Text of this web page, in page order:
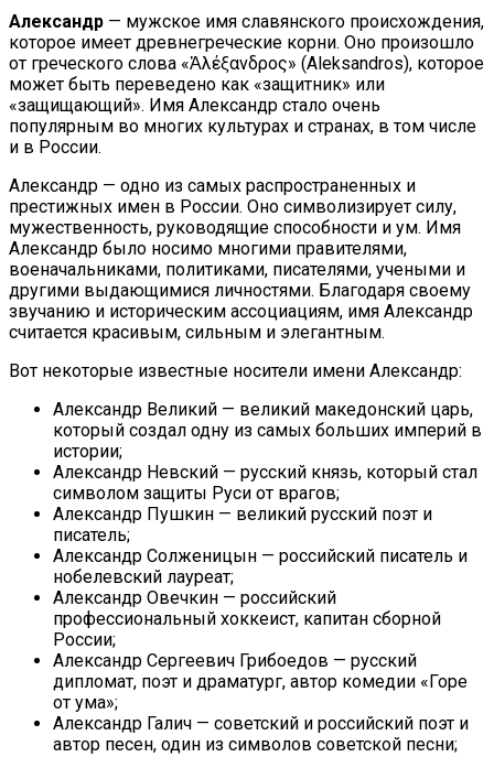
Александр — мужское имя славянского происхождения,
которое имеет древнегреческие корни. Оно произошло
от греческого слова «Ἀλέξανδρος» (Aleksandros), которое
может быть переведено как «защитник» или
«защищающий». Имя Александр стало очень
популярным во многих культурах и странах, в том числе
и в России.
Александр — одно из самых распространенных и
престижных имен в России. Оно символизирует силу,
мужественность, руководящие способности и ум. Имя
Александр было носимо многими правителями,
военачальниками, политиками, писателями, учеными и
другими выдающимися личностями. Благодаря своему
звучанию и историческим ассоциациям, имя Александр
считается красивым, сильным и элегантным.
Вот некоторые известные носители имени Александр:
Александр Великий — великий македонский царь,
который создал одну из самых больших империй в
истории;
Александр Невский — русский князь, который стал
символом защиты Руси от врагов;
Александр Пушкин — великий русский поэт и
писатель;
Александр Солженицын — российский писатель и
нобелевский лауреат;
Александр Овечкин — российский
профессиональный хоккеист, капитан сборной
России;
Александр Сергеевич Грибоедов — русский
дипломат, поэт и драматург, автор комедии «Горе
от ума»;
Александр Галич — советский и российский поэт и
автор песен, один из символов советской песни;